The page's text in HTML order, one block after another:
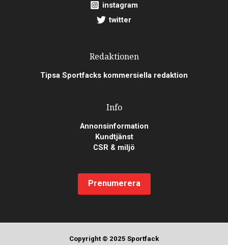
instagram
twitter
Redaktionen
Tipsa Sportfacks kommersiella redaktion
Info
Annonsinformation
Kundtjänst
CSR & miljö
Prenumerera
Copyright © 2025 Sportfack